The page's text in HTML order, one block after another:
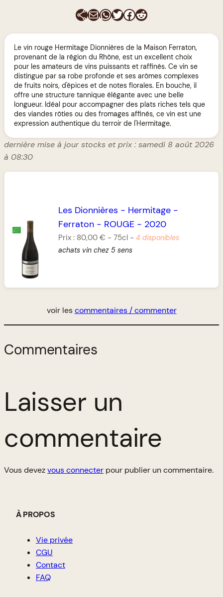
E-mailWhatsApp
Twitter
Facebook
Reddit
Le vin rouge Hermitage Dionnières de la Maison Ferraton,
provenant de la région du Rhône, est un excellent choix
pour les amateurs de vins puissants et raffinés. Ce vin se
distingue par sa robe profonde et ses arômes complexes
de fruits noirs, d'épices et de notes florales. En bouche, il
offre une structure tannique élégante avec une belle
longueur. Idéal pour accompagner des plats riches tels que
des viandes rôties ou des fromages affinés, ce vin est une
expression authentique du terroir de l'Hermitage.
dernière mise à jour stocks et prix : samedi 8 août 2026
à 08:30
Les Dionnières - Hermitage -
Ferraton - ROUGE - 2020
Prix : 80,00 € -75cl -4 disponibles
achats vin chez 5 sens
voir lescommentaires / commenter
Commentaires
Laisser un
commentaire
Vous devezvous connecter pour publier un commentaire.
À PROPOS
Vie privée
CGU
Contact
FAQ